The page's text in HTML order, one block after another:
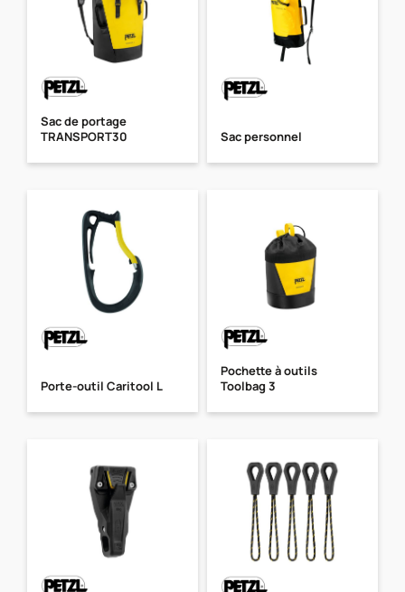
Sac de portage
TRANSPORT30
Sac personnel
Porte-outil Caritool L
Pochette à outils
Toolbag 3